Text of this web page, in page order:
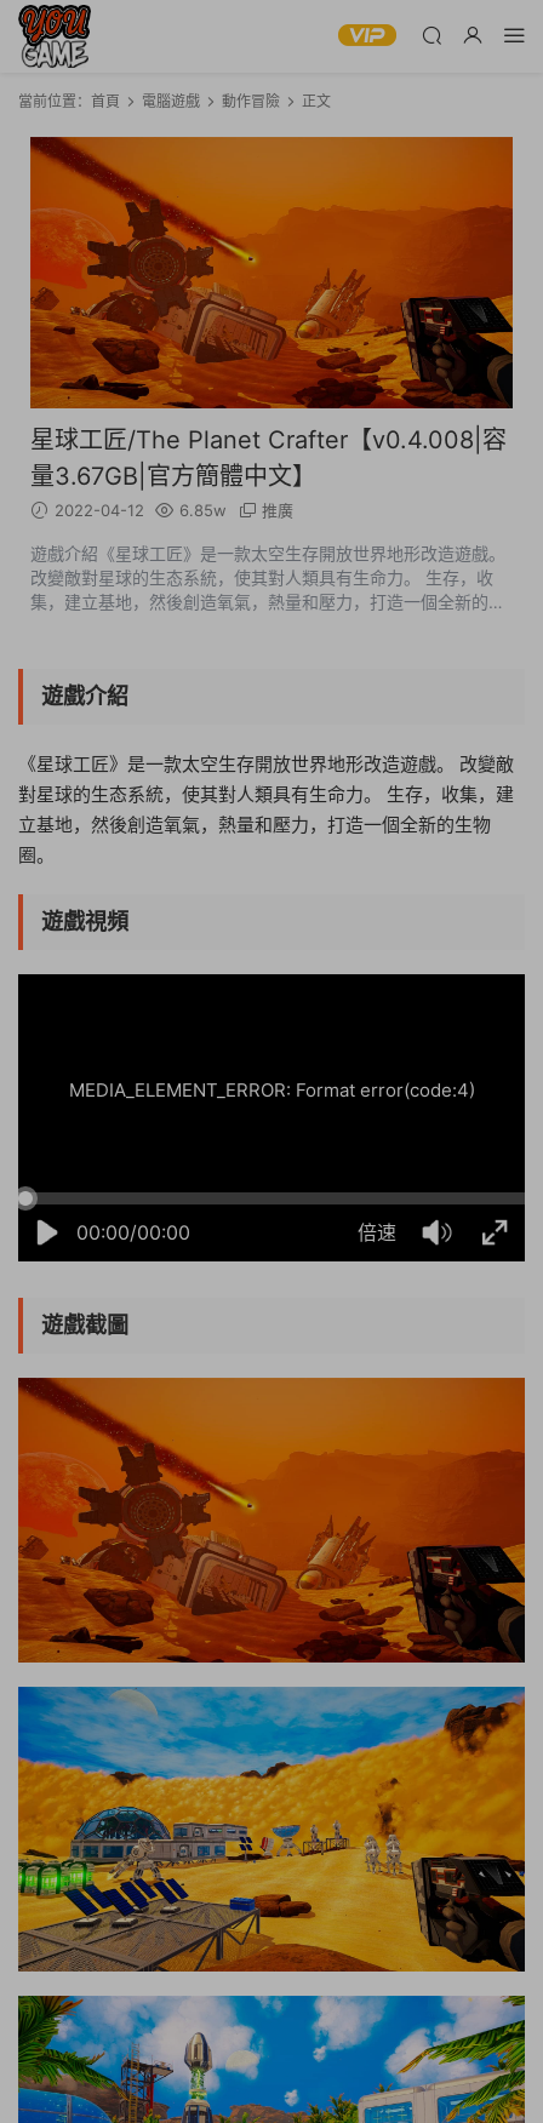
當前位置： 首頁 電腦遊戲 動作冒險 正文
星球工匠/The Planet Crafter【v0.4.008|容
量3.67GB|官方簡體中文】
2022-04-12 6.85w 推廣
遊戲介紹《星球工匠》是一款太空生存開放世界地形改造遊戲。
改變敵對星球的生态系統，使其對人類具有生命力。 生存，收
集，建立基地，然後創造氧氣，熱量和壓力，打造一個全新的生
遊戲介紹
《星球工匠》是一款太空生存開放世界地形改造遊戲。 改變敵
對星球的生态系統，使其對人類具有生命力。 生存，收集，建
立基地，然後創造氧氣，熱量和壓力，打造一個全新的生物
圈。
遊戲視頻
00:00/00:00 倍速
MEDIA_ELEMENT_ERROR: Format error(code:4)
遊戲截圖